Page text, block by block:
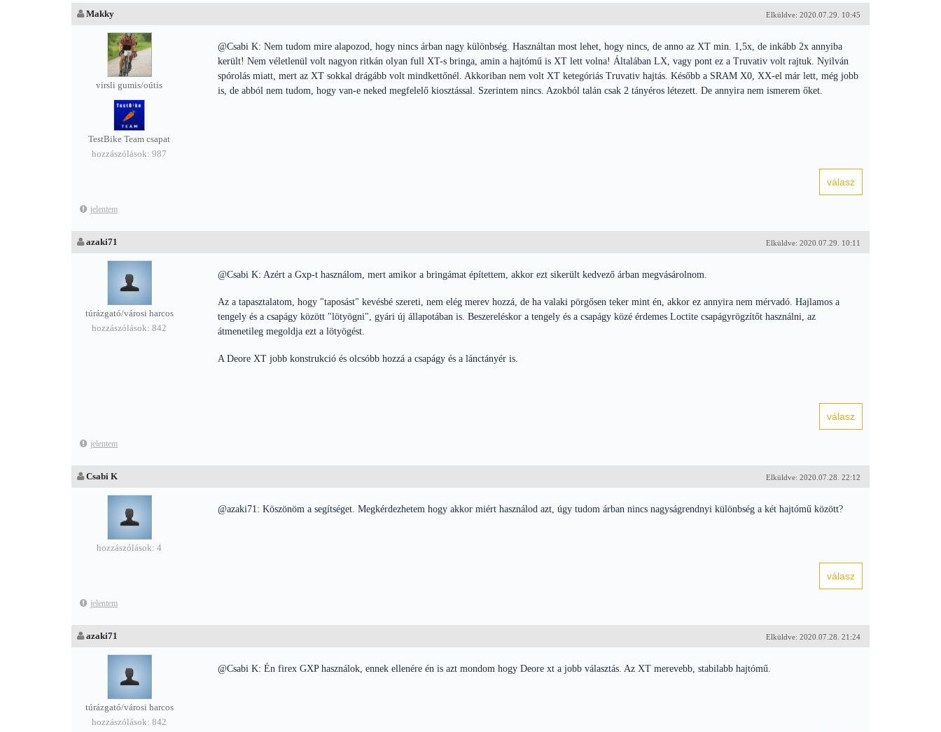
Elküldve: 2020.07.29. 10:45
Makky
virsli gumis/oútis
TestBike Team csapat
hozzászólások: 987
@Csabi K: Nem tudom mire alapozod, hogy nincs árban nagy különbség. Használtan most lehet, hogy nincs, de anno az XT min. 1,5x, de inkább 2x annyiba
került! Nem véletlenül volt nagyon ritkán olyan full XT-s bringa, amin a hajtómű is XT lett volna! Általában LX, vagy pont ez a Truvativ volt rajtuk. Nyilván
spórolás miatt, mert az XT sokkal drágább volt mindkettőnél. Akkoriban nem volt XT ketegóriás Truvativ hajtás. Később a SRAM X0, XX-el már lett, még jobb
is, de abból nem tudom, hogy van-e neked megfelelő kiosztással. Szerintem nincs. Azokból talán csak 2 tányéros létezett. De annyira nem ismerem őket.
jelentem
Elküldve: 2020.07.29. 10:11
azaki71
túrázgató/városi harcos
hozzászólások: 842
@Csabi K: Azért a Gxp-t használom, mert amikor a bringámat építettem, akkor ezt sikerült kedvező árban megvásárolnom.
Az a tapasztalatom, hogy "taposást" kevésbé szereti, nem elég merev hozzá, de ha valaki pörgősen teker mint én, akkor ez annyira nem mérvadó. Hajlamos a
tengely és a csapágy között "lötyögni", gyári új állapotában is. Beszereléskor a tengely és a csapágy közé érdemes Loctite csapágyrögzítőt használni, az
átmenetileg megoldja ezt a lötyögést.
A Deore XT jobb konstrukció és olcsóbb hozzá a csapágy és a lánctányér is.
jelentem
Elküldve: 2020.07.28. 22:12
Csabi K
hozzászólások: 4
@azaki71: Köszönöm a segítséget. Megkérdezhetem hogy akkor miért használod azt, úgy tudom árban nincs nagyságrendnyi különbség a két hajtómű között?
jelentem
Elküldve: 2020.07.28. 21:24
azaki71
túrázgató/városi harcos
hozzászólások: 842
@Csabi K: Én firex GXP használok, ennek ellenére én is azt mondom hogy Deore xt a jobb választás. Az XT merevebb, stabilabb hajtómű.